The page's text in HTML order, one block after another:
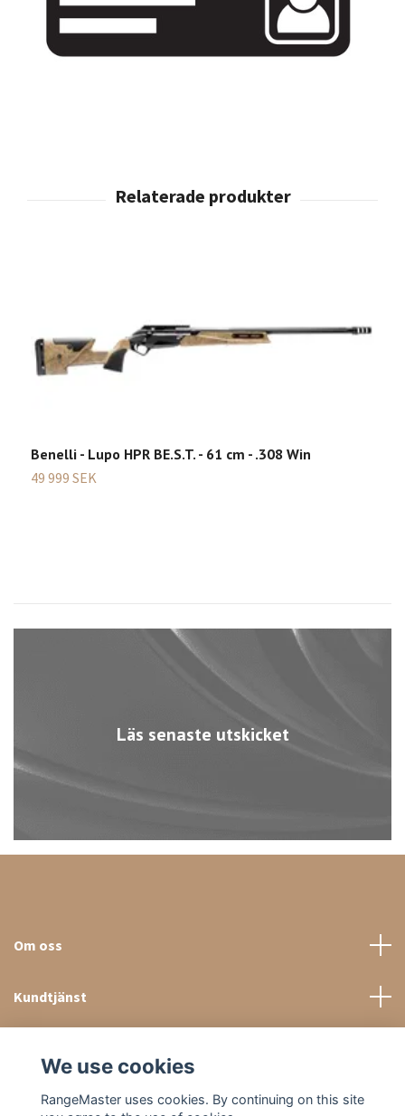
Läs senaste utskicket
Benelli - Lupo HPR BE.S.T. - 61 cm - .308 Win
49 999 SEK
Om oss
Kundtjänst
We use cookies
RangeMaster uses cookies. By continuing on this site